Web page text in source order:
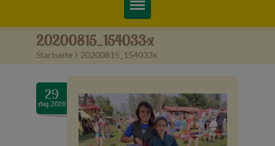
Startseite
Preise & Infos
Tickets
20200815_154033x
Startseite > 20200815_154033x
29
Aug..2020